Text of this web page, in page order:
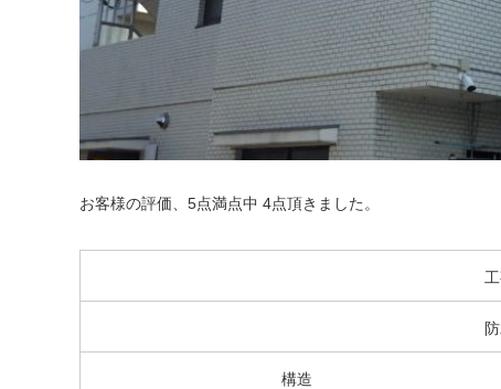
お客様の評価、5点満点中 4点頂きました。
構造